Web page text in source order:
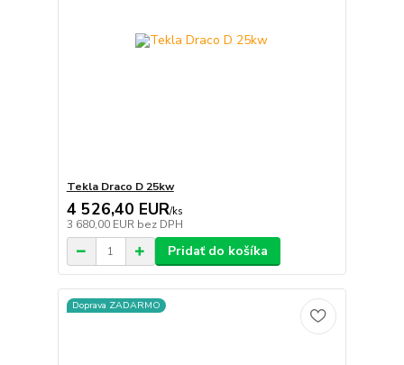
Tekla Draco D 25kw
4 526,40 EUR/ks
3 680,00 EUR bez DPH
Pridať do košíka
Doprava ZADARMO